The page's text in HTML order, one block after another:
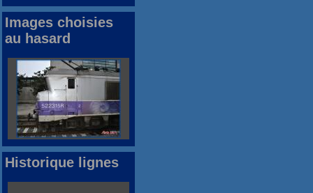
Images choisies
au hasard
Historique lignes